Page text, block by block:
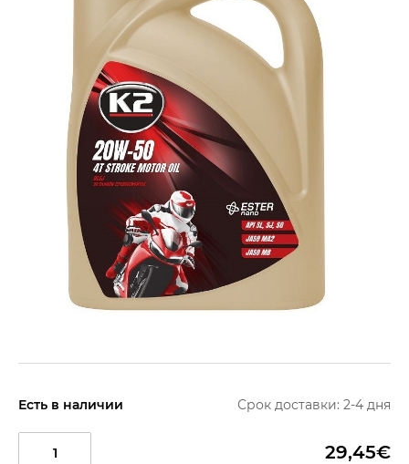
Есть в наличии Срок доставки: 2-4 дня
29,45€